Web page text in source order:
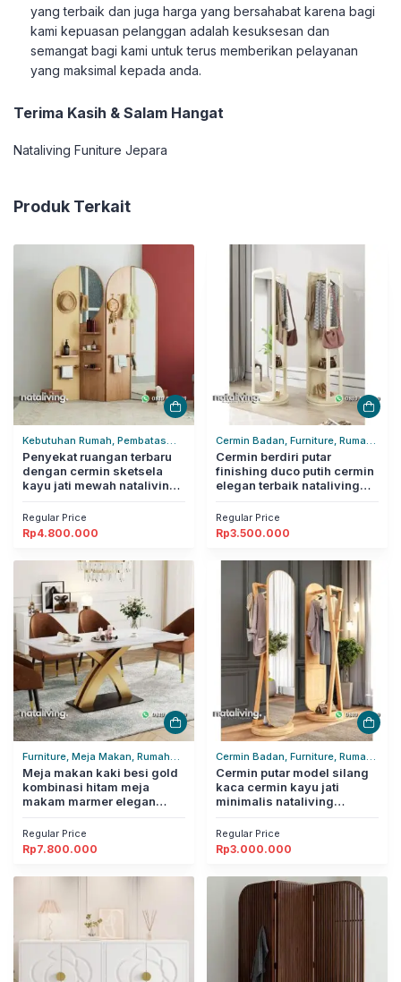
yang terbaik dan juga harga yang bersahabat karena bagi
kami kepuasan pelanggan adalah kesuksesan dan
semangat bagi kami untuk terus memberikan pelayanan
yang maksimal kepada anda.
Terima Kasih & Salam Hangat
Nataliving Funiture Jepara
Produk Terkait
Kebutuhan Rumah, Pembatas
Ruangan, Rumah Tangga
Penyekat ruangan terbaru
dengan cermin sketsela
kayu jati mewah nataliving
Regular Price
Rp4.800.000
Cermin Badan, Furniture, Rumah
Tangga
Cermin berdiri putar
finishing duco putih cermin
elegan terbaik nataliving
Regular Price
Rp3.500.000
Furniture, Meja Makan, Rumah
Tangga
Meja makan kaki besi gold
kombinasi hitam meja
makam marmer elegan
Regular Price
Rp7.800.000
Cermin Badan, Furniture, Rumah
Tangga
Cermin putar model silang
kaca cermin kayu jati
minimalis nataliving
Regular Price
Rp3.000.000